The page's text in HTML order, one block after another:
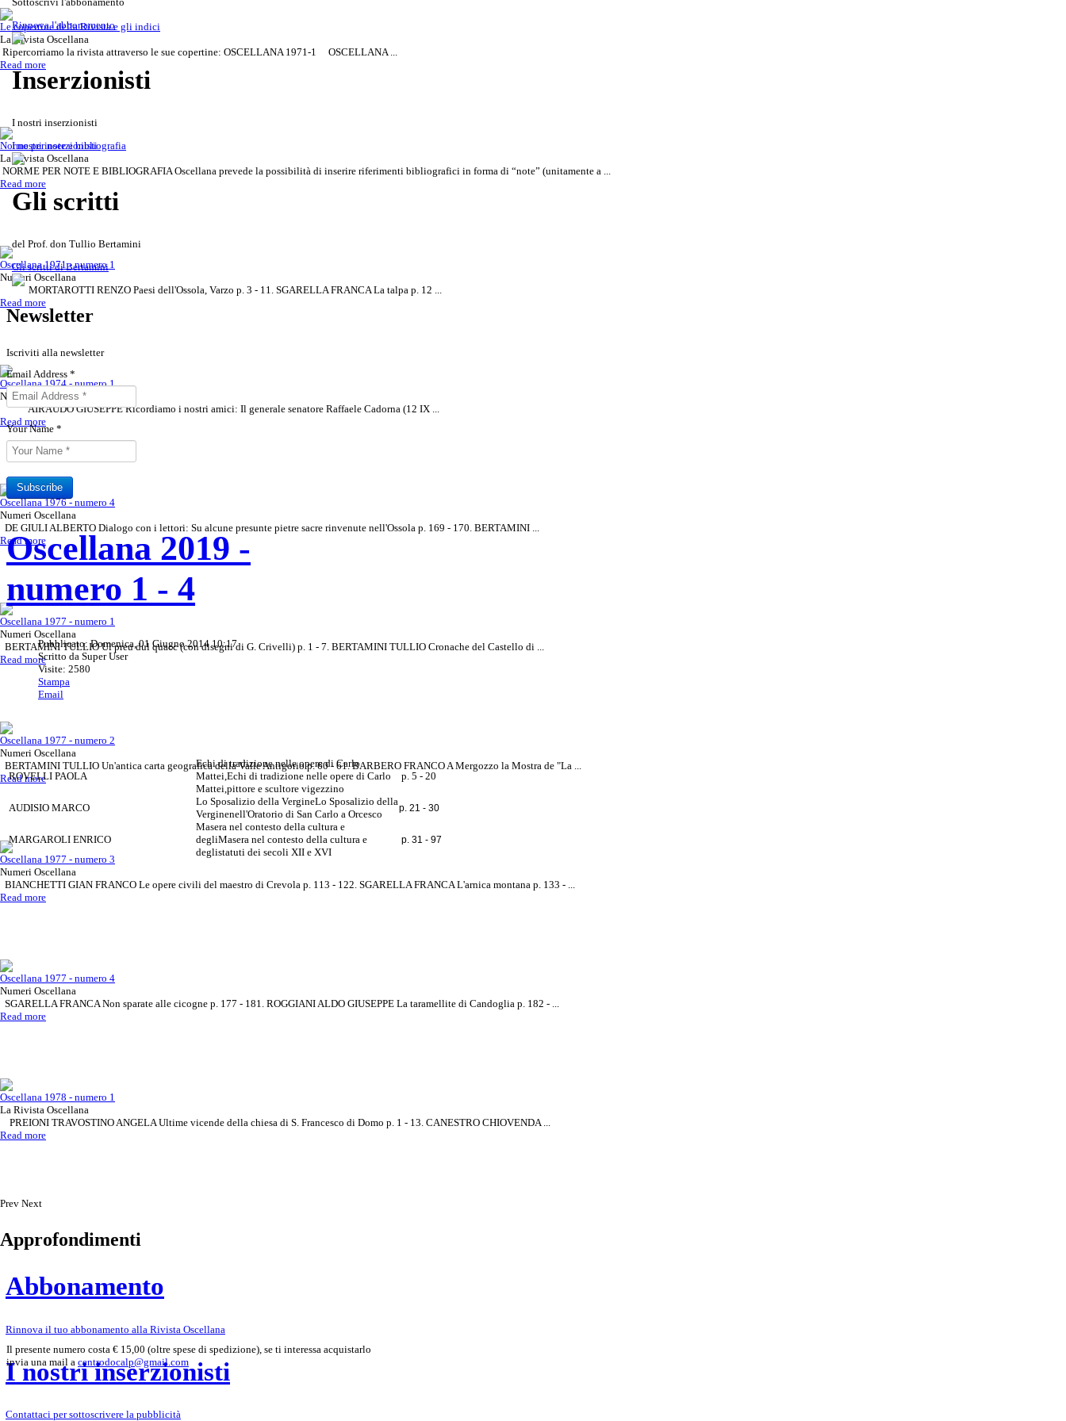
Rivista Oscellana
Gli scritti del Prof. don Tullio Bertamini
Read more
Rivista Oscellana
Sottoscrivi il tuo abbonamento alla Rivista
Read more
Rinnova l'abbonamento
Inserzionisti
I nostri inserzionisti
I nostri inserzionisti
Gli scritti
del Prof. don Tullio Bertamini
Gli scritti di Bertamini
Newsletter
Iscriviti alla newsletter
Email Address *
Your Name *
Subscribe
Oscellana 2019 -
numero 1 - 4
Pubblicato: Domenica, 01 Giugno 2014 10:17
Scritto da Super User
Visite: 2580
Stampa
Email
ROVELLI PAOLA
Echi di tradizione nelle opere di Carlo
Mattei,Echi di tradizione nelle opere di Carlo
Mattei,pittore e scultore vigezzino
p. 5 - 20
AUDISIO MARCO
Lo Sposalizio della VergineLo Sposalizio della
Verginenell'Oratorio di San Carlo a Orcesco
p. 21 - 30
MARGAROLI ENRICO
Masera nel contesto della cultura e
degliMasera nel contesto della cultura e
deglistatuti dei secoli XII e XVI
p. 31 - 97
Il presente numero costa € 15,00 (oltre spese di spedizione), se ti interessa acquistarlo
invia una mail a centrodocalp@gmail.com
Le copertine della Rivista e gli indici
La Rivista Oscellana
Ripercorriamo la rivista attraverso le sue copertine: OSCELLANA 1971-1 OSCELLANA ...
Read more
Norme per note e bibliografia
La Rivista Oscellana
NORME PER NOTE E BIBLIOGRAFIA Oscellana prevede la possibilità di inserire riferimenti bibliografici in forma di “note” (unitamente a ...
Read more
Oscellana 1971 - numero 1
Numeri Oscellana
MORTAROTTI RENZO Paesi dell'Ossola, Varzo p. 3 - 11. SGARELLA FRANCA La talpa p. 12 ...
Read more
Oscellana 1974 - numero 1
Numeri Oscellana
AIRAUDO GIUSEPPE Ricordiamo i nostri amici: Il generale senatore Raffaele Cadorna (12 IX ...
Read more
Oscellana 1976 - numero 4
Numeri Oscellana
DE GIULI ALBERTO Dialogo con i lettori: Su alcune presunte pietre sacre rinvenute nell'Ossola p. 169 - 170. BERTAMINI ...
Read more
Oscellana 1977 - numero 1
Numeri Oscellana
BERTAMINI TULLIO Ul preu dul quacc (con disegni di G. Crivelli) p. 1 - 7. BERTAMINI TULLIO Cronache del Castello di ...
Read more
Oscellana 1977 - numero 2
Numeri Oscellana
BERTAMINI TULLIO Un'antica carta geografica della Valle Antigorio p. 60 - 61. BARBERO FRANCO A Mergozzo la Mostra de "La ...
Read more
Oscellana 1977 - numero 3
Numeri Oscellana
BIANCHETTI GIAN FRANCO Le opere civili del maestro di Crevola p. 113 - 122. SGARELLA FRANCA L'arnica montana p. 133 - ...
Read more
Oscellana 1977 - numero 4
Numeri Oscellana
SGARELLA FRANCA Non sparate alle cicogne p. 177 - 181. ROGGIANI ALDO GIUSEPPE La taramellite di Candoglia p. 182 - ...
Read more
Oscellana 1978 - numero 1
La Rivista Oscellana
PREIONI TRAVOSTINO ANGELA Ultime vicende della chiesa di S. Francesco di Domo p. 1 - 13. CANESTRO CHIOVENDA ...
Read more
Prev Next
Approfondimenti
Abbonamento
Rinnova il tuo abbonamento alla Rivista Oscellana
I nostri inserzionisti
Contattaci per sottoscrivere la pubblicità